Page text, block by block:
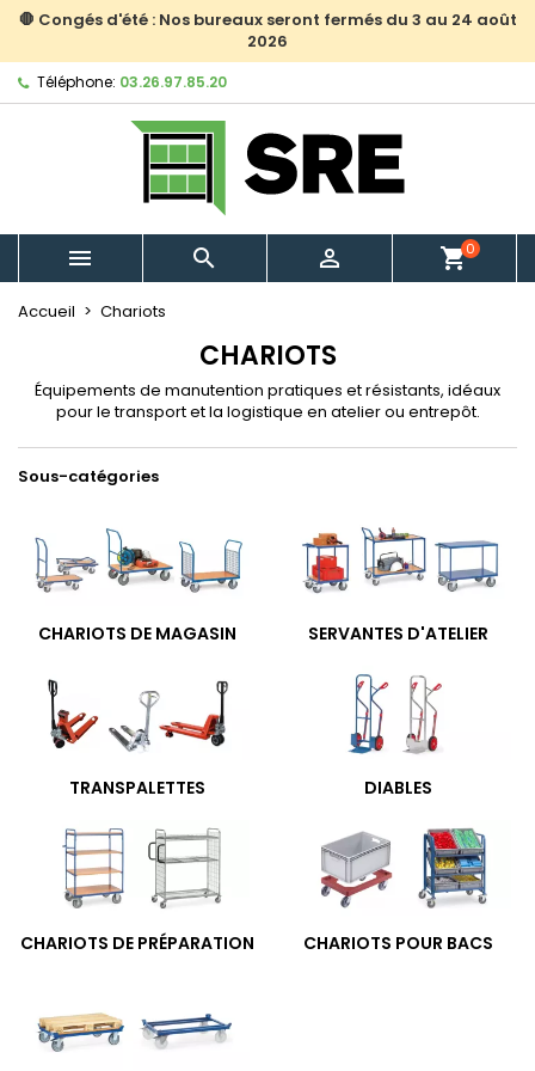
🛑 Congés d'été : Nos bureaux seront fermés du 3 au 24 août
2026
Téléphone: 03.26.97.85.20
   shopping_cart0
Accueil Chariots
CHARIOTS
Équipements de manutention pratiques et résistants, idéaux
pour le transport et la logistique en atelier ou entrepôt.
Sous-catégories
CHARIOTS DE MAGASIN SERVANTES D'ATELIER
TRANSPALETTES DIABLES
CHARIOTS DE PRÉPARATION CHARIOTS POUR BACS